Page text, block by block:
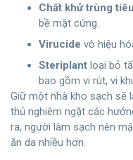
Chất khử trùng tiêu
bề mặt cứng.
Virucide vô hiệu
Steriplant loại bỏ
bao gồm vi rút, vi
Giữ một nhà kho sạch sẽ
thủ nghiêm ngặt các
ra, người làm sạch nên
ăn da nhiều hơn.